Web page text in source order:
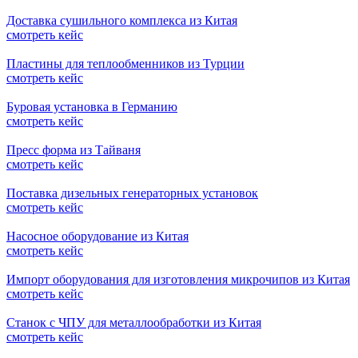
Доставка сушильного комплекса из Китая
смотреть кейс
Пластины для теплообменников из Турции
смотреть кейс
Буровая установка в Германию
смотреть кейс
Пресс форма из Тайваня
смотреть кейс
Поставка дизельных генераторных установок
смотреть кейс
Насосное оборудование из Китая
смотреть кейс
Импорт оборудования для изготовления микрочипов из Китая
смотреть кейс
Станок с ЧПУ для металлообработки из Китая
смотреть кейс